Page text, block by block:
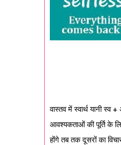
वास्तव में स्वार्थ यानी
आवश्यकताओं की पूर्ति के
होंगे तब तक दूसरों का